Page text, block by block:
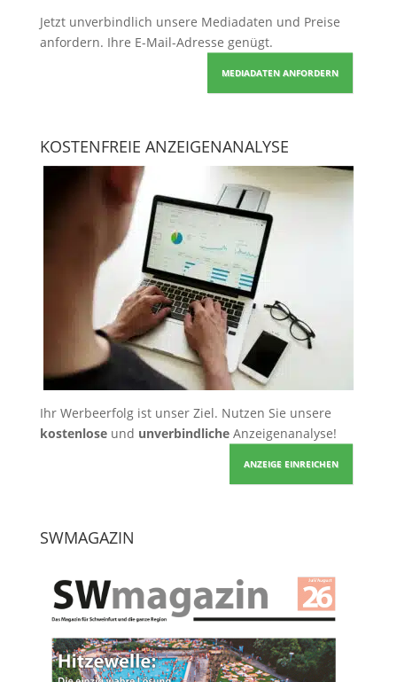
Jetzt unverbindlich unsere Mediadaten und Preise
anfordern. Ihre E-Mail-Adresse genügt.
MEDIADATEN ANFORDERN
KOSTENFREIE ANZEIGENANALYSE
Ihr Werbeerfolg ist unser Ziel. Nutzen Sie unsere
kostenloseund unverbindlicheAnzeigenanalyse!
ANZEIGE EINREICHEN
SWMAGAZIN